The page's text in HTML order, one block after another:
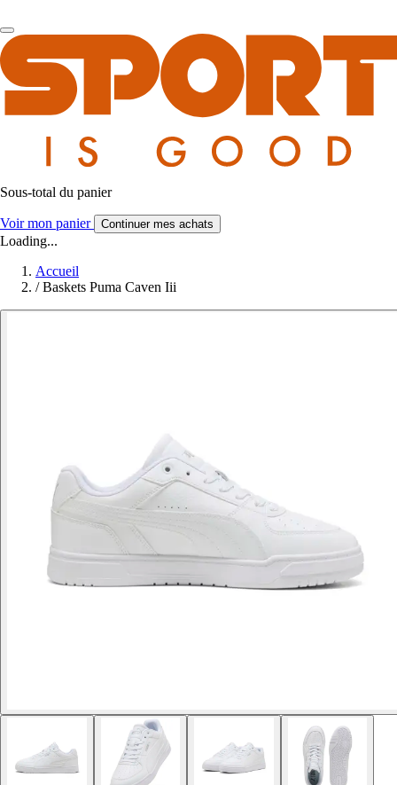
Sous-total du panier
Voir mon panier Continuer mes achats
Loading...
Accueil
/ Baskets Puma Caven Iii